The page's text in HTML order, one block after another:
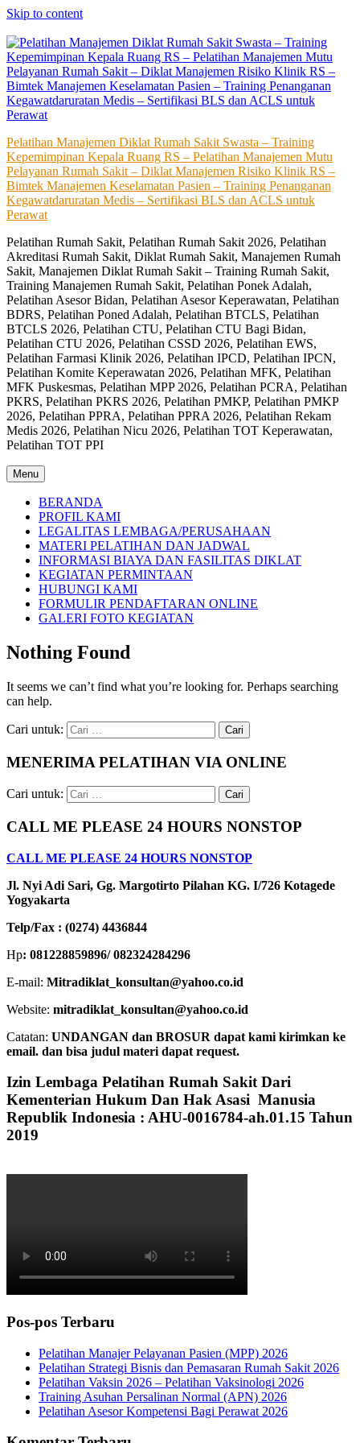
Skip to content
Pelatihan Manajemen Diklat Rumah Sakit Swasta – Training
Kepemimpinan Kepala Ruang RS – Pelatihan Manajemen Mutu
Pelayanan Rumah Sakit – Diklat Manajemen Risiko Klinik RS –
Bimtek Manajemen Keselamatan Pasien – Training Penanganan
Kegawatdaruratan Medis – Sertifikasi BLS dan ACLS untuk
Perawat
Pelatihan Rumah Sakit, Pelatihan Rumah Sakit 2026, Pelatihan
Akreditasi Rumah Sakit, Diklat Rumah Sakit, Manajemen Rumah
Sakit, Manajemen Diklat Rumah Sakit – Training Rumah Sakit,
Training Manajemen Rumah Sakit, Pelatihan Ponek Adalah,
Pelatihan Asesor Bidan, Pelatihan Asesor Keperawatan, Pelatihan
BDRS, Pelatihan Poned Adalah, Pelatihan BTCLS, Pelatihan
BTCLS 2026, Pelatihan CTU, Pelatihan CTU Bagi Bidan,
Pelatihan CTU 2026, Pelatihan CSSD 2026, Pelatihan EWS,
Pelatihan Farmasi Klinik 2026, Pelatihan IPCD, Pelatihan IPCN,
Pelatihan Komite Keperawatan 2026, Pelatihan MFK, Pelatihan
MFK Puskesmas, Pelatihan MPP 2026, Pelatihan PCRA, Pelatihan
PKRS, Pelatihan PKRS 2026, Pelatihan PMKP, Pelatihan PMKP
2026, Pelatihan PPRA, Pelatihan PPRA 2026, Pelatihan Rekam
Medis 2026, Pelatihan Nicu 2026, Pelatihan TOT Keperawatan,
Pelatihan TOT PPI
Menu
BERANDA
PROFIL KAMI
LEGALITAS LEMBAGA/PERUSAHAAN
MATERI PELATIHAN DAN JADWAL
INFORMASI BIAYA DAN FASILITAS DIKLAT
KEGIATAN PERMINTAAN
HUBUNGI KAMI
FORMULIR PENDAFTARAN ONLINE
GALERI FOTO KEGIATAN
Nothing Found
It seems we can’t find what you’re looking for. Perhaps searching
can help.
Cari untuk:
MENERIMA PELATIHAN VIA ONLINE
Cari untuk:
CALL ME PLEASE 24 HOURS NONSTOP
CALL ME PLEASE 24 HOURS NONSTOP
Jl. Nyi Adi Sari, Gg. Margotirto Pilahan KG. I/726 Kotagede
Yogyakarta
Telp/Fax : (0274) 4436844
Hp: 081228859896/ 082324284296
E-mail: Mitradiklat_konsultan@yahoo.co.id
Website: mitradiklat_konsultan@yahoo.co.id
Catatan: UNDANGAN dan BROSUR dapat kami kirimkan ke
email. dan bisa judul materi dapat request.
Izin Lembaga Pelatihan Rumah Sakit Dari
Kementerian Hukum Dan Hak Asasi Manusia
Republik Indonesia : AHU-0016784-ah.01.15 Tahun
2019
Pos-pos Terbaru
Pelatihan Manajer Pelayanan Pasien (MPP) 2026
Pelatihan Strategi Bisnis dan Pemasaran Rumah Sakit 2026
Pelatihan Vaksin 2026 – Pelatihan Vaksinologi 2026
Training Asuhan Persalinan Normal (APN) 2026
Pelatihan Asesor Kompetensi Bagi Perawat 2026